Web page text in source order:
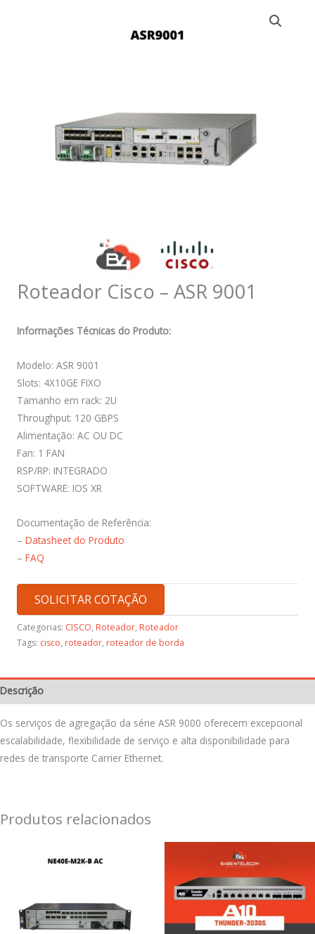
Roteador Cisco – ASR 9001
Informações Técnicas do Produto:
Modelo: ASR 9001
Slots: 4X10GE FIXO
Tamanho em rack: 2U
Throughput: 120 GBPS
Alimentação: AC OU DC
Fan: 1 FAN
RSP/RP: INTEGRADO
SOFTWARE: IOS XR
Documentação de Referência:
– Datasheet do Produto
– FAQ
SOLICITAR COTAÇÃO
Categorias: CISCO, Roteador, Roteador
Tags: cisco, roteador, roteador de borda
Descrição
Os serviços de agregação da série ASR 9000 oferecem excepcional
escalabilidade, flexibilidade de serviço e alta disponibilidade para
redes de transporte Carrier Ethernet.
Produtos relacionados